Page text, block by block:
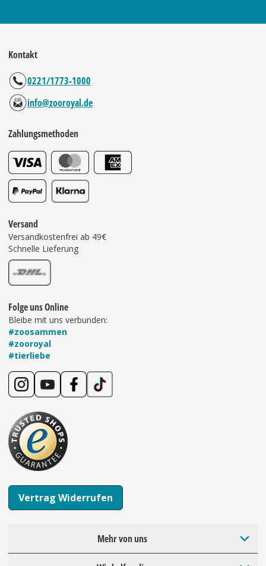
Kontakt
0221/1773-1000
info@zooroyal.de
Zahlungsmethoden
Versand
Versandkostenfrei ab 49€
Schnelle Lieferung
Folge uns Online
Bleibe mit uns verbunden:
#zoosammen
#zooroyal
#tierliebe
Vertrag Widerrufen
Mehr von uns